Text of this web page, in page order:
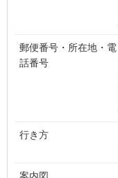
郵便番号・所在地・電
話番号
行き方